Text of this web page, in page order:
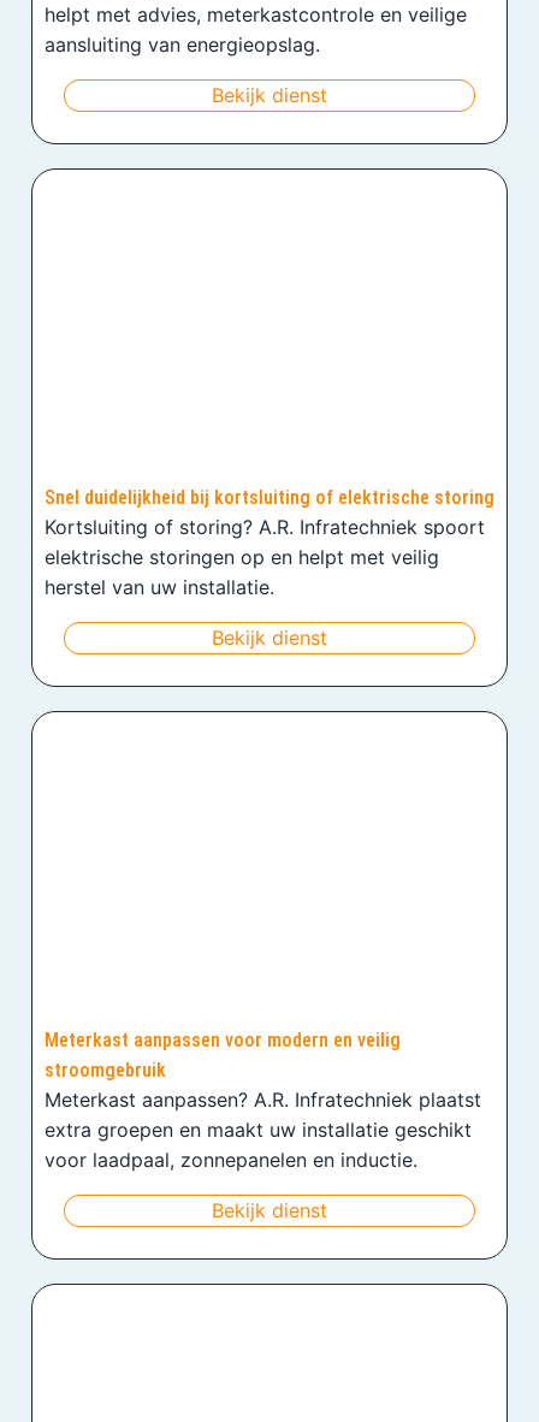
helpt met advies, meterkastcontrole en veilige
aansluiting van energieopslag.
Bekijk dienst
Snel duidelijkheid bij kortsluiting of elektrische storing
Kortsluiting of storing? A.R. Infratechniek spoort
elektrische storingen op en helpt met veilig
herstel van uw installatie.
Bekijk dienst
Meterkast aanpassen voor modern en veilig
stroomgebruik
Meterkast aanpassen? A.R. Infratechniek plaatst
extra groepen en maakt uw installatie geschikt
voor laadpaal, zonnepanelen en inductie.
Bekijk dienst